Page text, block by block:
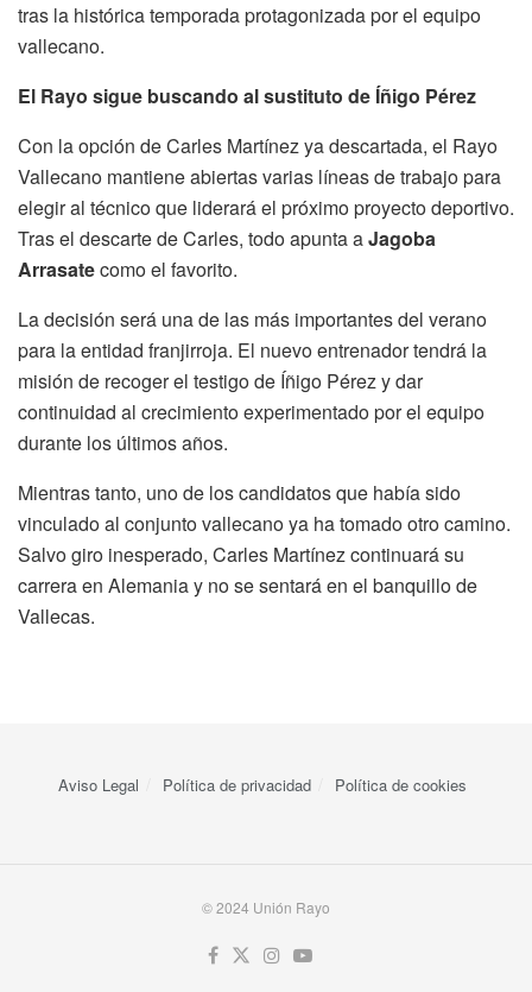
tras la histórica temporada protagonizada por el equipo
vallecano.
El Rayo sigue buscando al sustituto de Íñigo Pérez
Con la opción de Carles Martínez ya descartada, el Rayo
Vallecano mantiene abiertas varias líneas de trabajo para
elegir al técnico que liderará el próximo proyecto deportivo.
Tras el descarte de Carles, todo apunta aJagoba
Arrasatecomo el favorito.
La decisión será una de las más importantes del verano
para la entidad franjirroja. El nuevo entrenador tendrá la
misión de recoger el testigo de Íñigo Pérez y dar
continuidad al crecimiento experimentado por el equipo
durante los últimos años.
Mientras tanto, uno de los candidatos que había sido
vinculado al conjunto vallecano ya ha tomado otro camino.
Salvo giro inesperado, Carles Martínez continuará su
carrera en Alemania y no se sentará en el banquillo de
Vallecas.
Aviso Legal Política de privacidad Política de cookies
© 2024 Unión Rayo